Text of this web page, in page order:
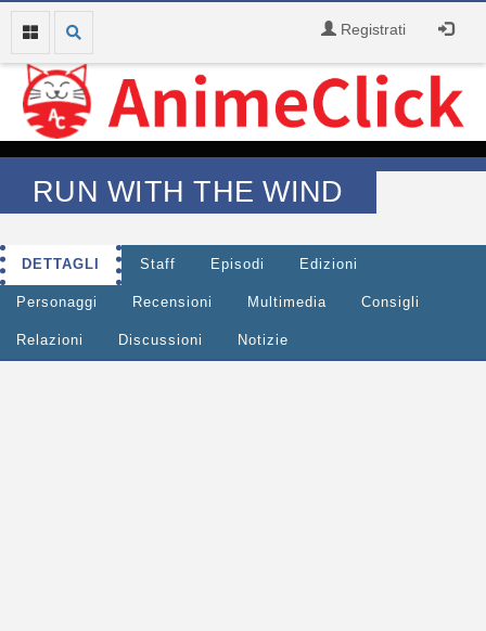
Registrati
RUN WITH THE WIND
DETTAGLI Staff Episodi Edizioni
Personaggi Recensioni Multimedia Consigli
Relazioni Discussioni Notizie